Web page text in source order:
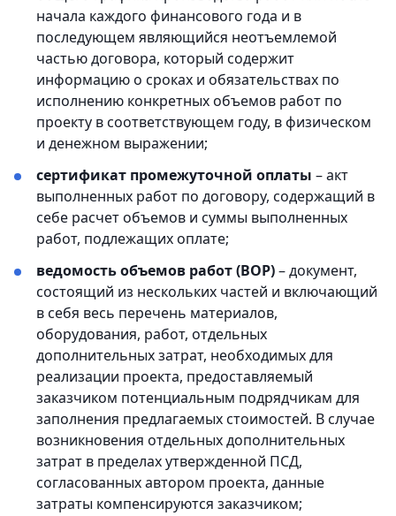
начала каждого финансового года и в
последующем являющийся неотъемлемой
частью договора, который содержит
информацию о сроках и обязательствах по
исполнению конкретных объемов работ по
проекту в соответствующем году, в физическом
и денежном выражении;
сертификат промежуточной оплаты – акт
выполненных работ по договору, содержащий в
себе расчет объемов и суммы выполненных
работ, подлежащих оплате;
ведомость объемов работ (ВОР)– документ,
состоящий из нескольких частей и включающий
в себя весь перечень материалов,
оборудования, работ, отдельных
дополнительных затрат, необходимых для
реализации проекта, предоставляемый
заказчиком потенциальным подрядчикам для
заполнения предлагаемых стоимостей. В случае
возникновения отдельных дополнительных
затрат в пределах утвержденной ПСД,
согласованных автором проекта, данные
затраты компенсируются заказчиком;